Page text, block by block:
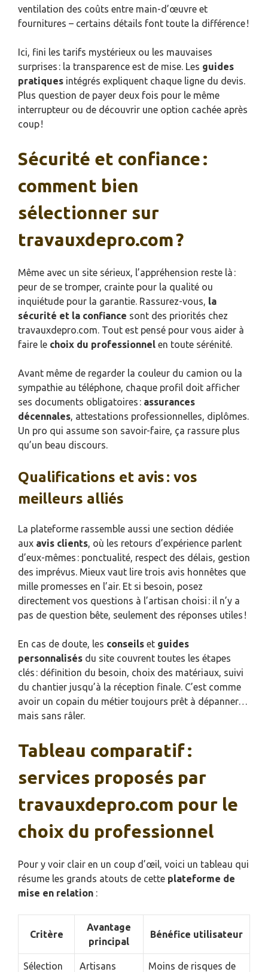
ventilation des coûts entre main-d’œuvre et
fournitures – certains détails font toute la différence !
Ici, fini les tarifs mystérieux ou les mauvaises
surprises : la transparence est de mise. Les guides
pratiques intégrés expliquent chaque ligne du devis.
Plus question de payer deux fois pour le même
interrupteur ou de découvrir une option cachée après
coup !
Sécurité et confiance :
comment bien
sélectionner sur
travauxdepro.com ?
Même avec un site sérieux, l’appréhension reste là :
peur de se tromper, crainte pour la qualité ou
inquiétude pour la garantie. Rassurez-vous, la
sécurité et la confiance sont des priorités chez
travauxdepro.com. Tout est pensé pour vous aider à
faire le choix du professionnel en toute sérénité.
Avant même de regarder la couleur du camion ou la
sympathie au téléphone, chaque profil doit afficher
ses documents obligatoires : assurances
décennales, attestations professionnelles, diplômes.
Un pro qui assume son savoir-faire, ça rassure plus
qu’un beau discours.
Qualifications et avis : vos
meilleurs alliés
La plateforme rassemble aussi une section dédiée
aux avis clients, où les retours d’expérience parlent
d’eux-mêmes : ponctualité, respect des délais, gestion
des imprévus. Mieux vaut lire trois avis honnêtes que
mille promesses en l’air. Et si besoin, posez
directement vos questions à l’artisan choisi : il n’y a
pas de question bête, seulement des réponses utiles !
En cas de doute, les conseils et guides
personnalisés du site couvrent toutes les étapes
clés : définition du besoin, choix des matériaux, suivi
du chantier jusqu’à la réception finale. C’est comme
avoir un copain du métier toujours prêt à dépanner…
mais sans râler.
Tableau comparatif :
services proposés par
travauxdepro.com pour le
choix du professionnel
Pour y voir clair en un coup d’œil, voici un tableau qui
résume les grands atouts de cette plateforme de
mise en relation :
Critère
Avantage
principal
Bénéfice utilisateur
Sélection
Artisans
Moins de risques de